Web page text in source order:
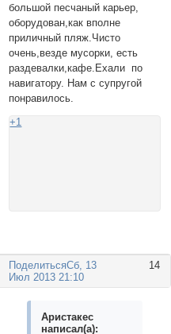
большой песчаный карьер,
оборудован,как вполне
приличный пляж.Чисто
очень,везде мусорки, есть
раздевалки,кафе.Ехали по
навигатору. Нам с супругой
понравилось.
+1
Поделиться 14
Сб, 13
Июл 2013 21:10
Аристакес
написал(а):